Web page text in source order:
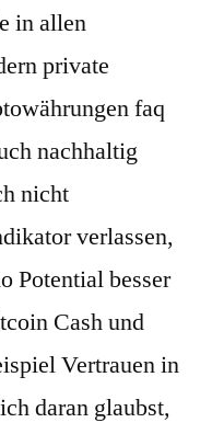
in allen
private
faq
nachhaltig
nicht
verlassen,
Potential besser
Cash und
Vertrauen in
daran glaubst,